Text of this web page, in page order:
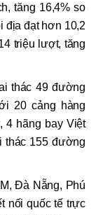
tăng 16,4% so
địa đạt hơn 10,2
triệu lượt, tăng
thác 49 đường
20 cảng hàng
4 hãng bay Việt
thác 155 đường
Đà Nẵng, Phú
nối quốc tế trực